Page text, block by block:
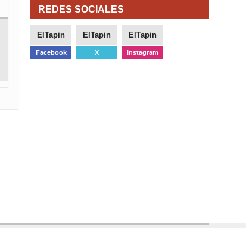
REDES SOCIALES
ElTapin
Facebook
ElTapin
X
ElTapin
Instagram